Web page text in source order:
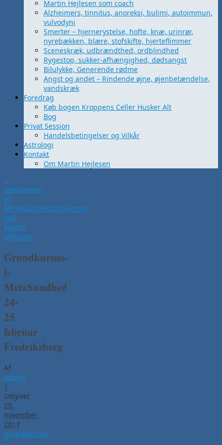
Martin Hejlesen som coach
Alzheimers, tinnitus, anoreksi, bulimi, autoimmun,
vulvodyni
Smerter – hjernerystelse, hofte, knæ, urinrør,
nyrebækken, blære, stofskifte, hjerteflimmer
Sceneskræk, udbrændthed, ordblindhed
Rygestop, sukker-afhængighed, dødsangst
Bilulykke, Generende rødme
Angst og andet – Rindende øjne, øjenbetændelse,
vandskræk
Foredrag
Køb bogen Kroppens Celler Husker Alt
Bog
Privat Session
Handelsbetingelser og Vilkår
Astrologi
Kontakt
Om Martin Hejlesen
«
Velkommen
til
METAsundhedsUniverset
ved
Martin
Hejlesen
Grundkursus-
i-
MetaSundhed
24-
25
februar
Fredriksberg
Af
admin
|
Udgivet
25.
november
2017
grundkursus-